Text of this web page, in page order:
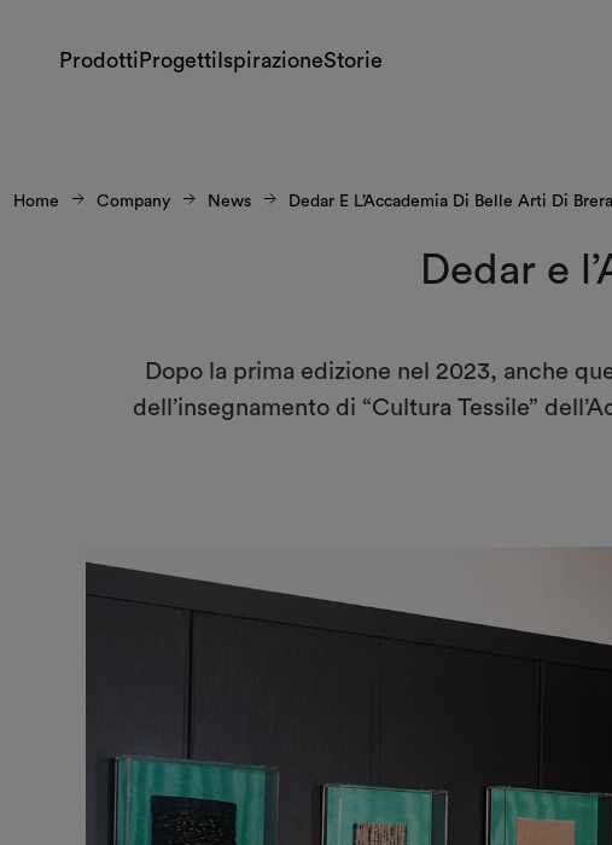
Prodotti Progetti IspirazioneStorie
Home Company News Dedar E L’Accademia Di Belle Arti Di Brera
Dedar e
Dopo la prima edizione nel 2023, anche
dell’insegnamento di “Cultura Tessile”